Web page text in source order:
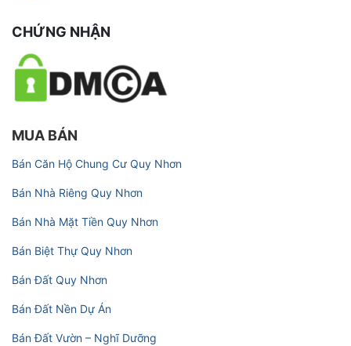
CHỨNG NHẬN
MUA BÁN
Bán Căn Hộ Chung Cư Quy Nhơn
Bán Nhà Riêng Quy Nhơn
Bán Nhà Mặt Tiền Quy Nhơn
Bán Biệt Thự Quy Nhơn
Bán Đất Quy Nhơn
Bán Đất Nền Dự Án
Bán Đất Vườn – Nghĩ Dưỡng